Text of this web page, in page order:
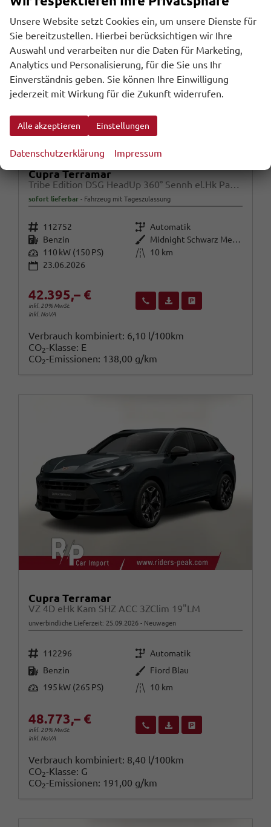
Cupra Terramar
sofort lieferbar Fahrzeug mit Tageszulassung
Fahrzeugnr. 112752 Getriebe Automatik
Kraftstoff Benzin Außenfarbe
Midnight Schwarz Metallic
Leistung 110 kW (150 PS) Kilometerstand
10 km
23.06.2026
42.395,– €
inkl. 20% MwSt.
inkl. NoVA
Wir rufen Sie anFahrzeugexposé (PDF)
Verbrauch kombiniert: 6,10 l/100km
CO2-Klasse: E
CO2-Emissionen: 138,00 g/km
Cupra Terramar
VZ 4D eHk Kam SHZ ACC 3ZClim 19"LM
unverbindliche Lieferzeit: 25.09.2026 Neuwagen
Fahrzeugnr. 112296 Getriebe Automatik
Kraftstoff Benzin Außenfarbe Fiord Blau
Leistung 195 kW (265 PS) Kilometerstand 10 km
48.773,– €
inkl. 20% MwSt.
inkl. NoVA
Wir rufen Sie anFahrzeugexposé (PDF)
Verbrauch kombiniert: 8,40 l/100km
CO2-Klasse: G
CO2-Emissionen: 191,00 g/km
Unsere Website setzt Cookies ein, um unsere Dienste für
Sie bereitzustellen. Hierbei berücksichtigen wir Ihre
Auswahl und verarbeiten nur die Daten für Marketing,
Analytics und Personalisierung, für die Sie uns Ihr
Einverständnis geben. Sie können Ihre Einwilligung
jederzeit mit Wirkung für die Zukunft widerrufen.
Alle akzeptieren Einstellungen
Datenschutzerklärung Impressum